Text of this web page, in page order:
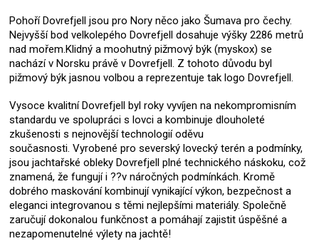
Pohoří Dovrefjell jsou pro Nory něco jako Šumava pro čechy.
Nejvyšší bod velkolepého Dovrefjell dosahuje výšky 2286 metrů
nad mořem.Klidný a moohutný pižmový býk (myskox) se
nachází v Norsku právě v Dovrefjell. Z tohoto důvodu byl
pižmový býk jasnou volbou a reprezentuje tak logo Dovrefjell.
Vysoce kvalitní Dovrefjell byl roky vyvíjen na nekompromisním
standardu ve spolupráci s lovci a kombinuje dlouholeté
zkušenosti s nejnovější technologií oděvu
současnosti. Vyrobené pro severský lovecký terén a podmínky,
jsou jachtařské obleky Dovrefjell plné technického náskoku, což
znamená, že fungují i ??v náročných podmínkách. Kromě
dobrého maskování kombinují vynikající výkon, bezpečnost a
eleganci integrovanou s těmi nejlepšími materiály. Společně
zaručují dokonalou funkčnost a pomáhají zajistit úspěšné a
nezapomenutelné výlety na jachtě!